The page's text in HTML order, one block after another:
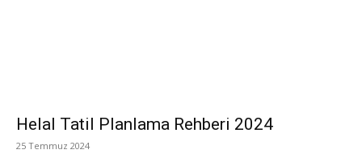
Helal Tatil Planlama Rehberi 2024
25 Temmuz 2024